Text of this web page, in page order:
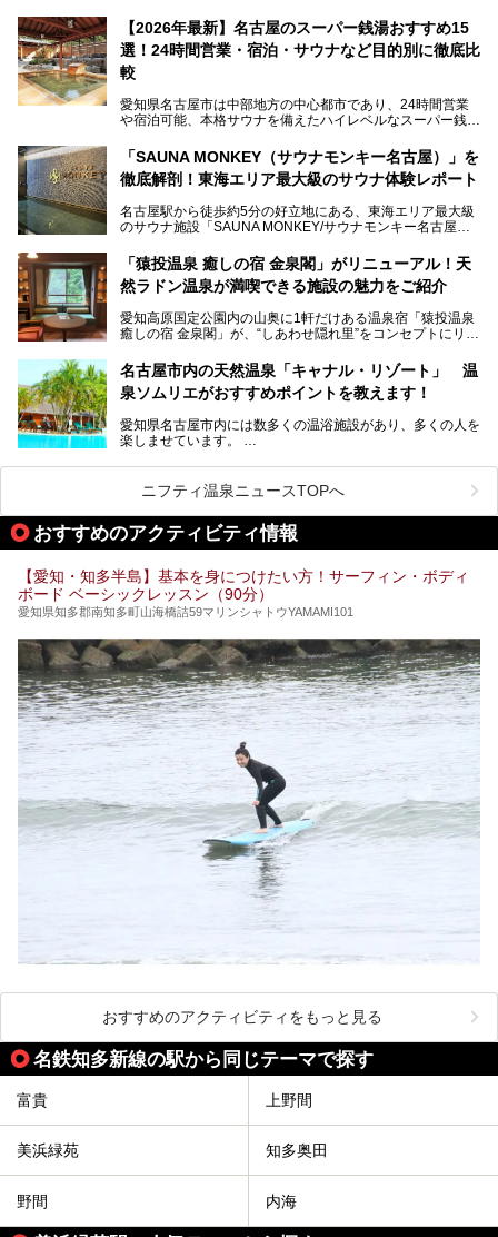
この地で30年にわたり愛され続けてきた施設だからこそ、
地元住民をはじめオープンを待ちわびている人も多いのでは
ないでしょうか。
老朽化した設備の補修を機に、2年前からじっくり構想を練
ってきたというだけあって、館内の充実度は想像以上。
以前の4倍に拡張したという露天エリアや10の浴槽、40人収
容の巨大なスタジアムサウナに、岩盤浴やリラクゼーション
までまるごと楽しめる施設に生まれ変わりました。
今回は、全面リニューアルして新しくなった「スパアクアス
【2026年最新】名古屋のスーパー銭湯おすすめ15
選！24時間営業・宿泊・サウナなど目的別に徹底比
較
愛知県名古屋市は中部地方の中心都市であり、24時間営業
や宿泊可能、本格サウナを備えたハイレベルなスーパー銭湯
そのため、「日々の仕事の疲れを心身ともにリセットした
い」「休日に時間を忘れて1日中ダラダラ過ごしたい」「コ
くある点が魅力です！
お好みの温泉施設を見つけて楽しんでくださいね。
「SAUNA MONKEY（サウナモンキー名古屋）」を
徹底解剖！東海エリア最大級のサウナ体験レポート
名古屋駅から徒歩約5分の好立地にある、東海エリア最大級
のサウナ施設「SAUNA MONKEY/サウナモンキー名古屋」
「名古屋駅周辺ってサウナが少ないよね」という声をよく耳
にするだけあり、アクセスの良さにも胸が高鳴ります。
今回は普段は男性専用となっているパブリックサウナが、女
さっそく取材してきました！
「猿投温泉 癒しの宿 金泉閣」がリニューアル！天
然ラドン温泉が満喫できる施設の魅力をご紹介
愛知高原国定公園内の山奥に1軒だけある温泉宿「猿投温泉
癒しの宿 金泉閣」が、“しあわせ隠れ里”をコンセプトにリニ
天然ラドン温泉が堪能できるお風呂や、新設・改装された客
室、地元の食材と温泉水で作られたお料理……。
ご紹介します。
名古屋市内の天然温泉「キャナル・リゾート」 温
泉ソムリエがおすすめポイントを教えます！
愛知県名古屋市内には数多くの温浴施設があり、多くの人を
楽しませています。
ムリエの目線で紹介していきます！
名古屋市内にはスーパー銭湯や日帰り温泉が多く、「どこに
行こうかな？」と悩んでしまう方も多いと思います。
ぜひこの記事を参考にして「キャナル・リゾート」に出かけ
てみるのはいかがでしょうか？
ニフティ温泉ニュースTOPへ
おすすめのアクティビティ情報
【愛知・知多半島】基本を身につけたい方！サーフィン・ボディ
ボード ベーシックレッスン（90分）
愛知県知多郡南知多町山海橋詰59マリンシャトウYAMAMI101
おすすめのアクティビティをもっと見る
名鉄知多新線の駅から同じテーマで探す
富貴 上野間
美浜緑苑 知多奥田
野間 内海